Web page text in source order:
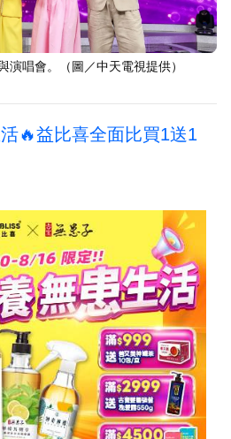
演唱會。（圖／中天電視提供）
🔥益比喜全面比買1送1